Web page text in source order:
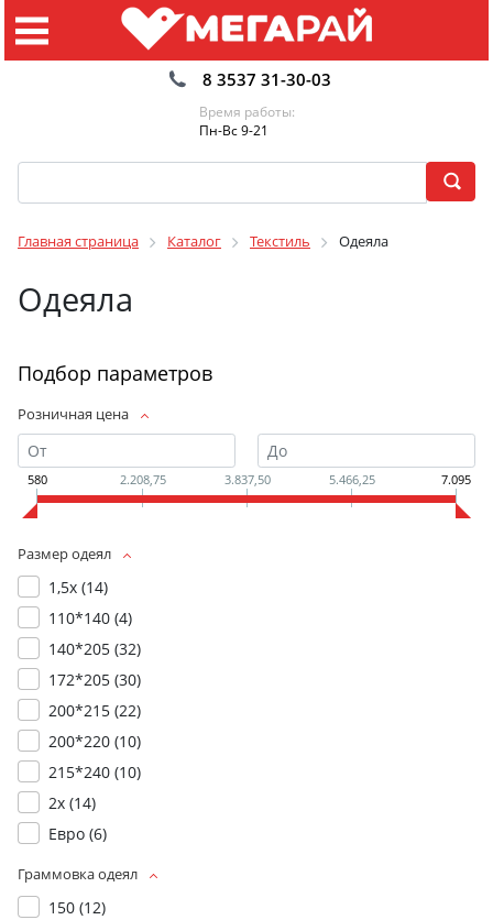
8 3537 31-30-03
Время работы:
Пн-Вс 9-21
Главная страница Каталог Текстиль Одеяла
Одеяла
Подбор параметров
Розничная цена
580 2.208,75 3.837,50 5.466,25 7.095
Размер одеял
1,5х (14)
110*140 (4)
140*205 (32)
172*205 (30)
200*215 (22)
200*220 (10)
215*240 (10)
2х (14)
Евро (6)
Граммовка одеял
150 (12)